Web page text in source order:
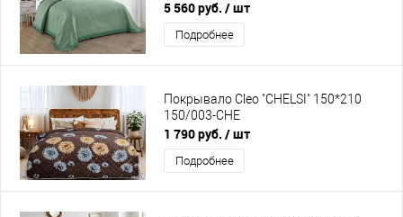
5 560 руб. / шт
Подробнее
Покрывало Cleo "CHELSI" 150*210
150/003-CHE
1 790 руб. / шт
Подробнее